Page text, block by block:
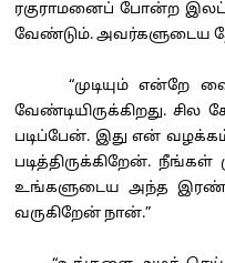
ரகுராமனைப் போன்ற
வேண்டும். அவர்களுடைய
“முடியும் என்றே
வேண்டியிருக்கிறது.
படிப்பேன். இது என்
படித்திருக்கிறேன்.
உங்களுடைய அந்த
வருகிறேன் நான்.”